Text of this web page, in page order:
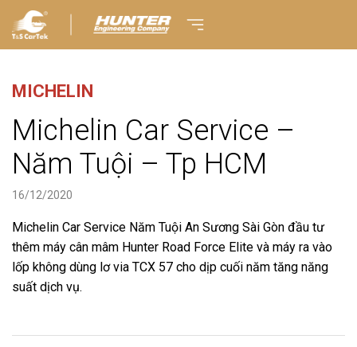
MICHELIN
Michelin Car Service –
Năm Tuội – Tp HCM
16/12/2020
Michelin Car Service Năm Tuội An Sương Sài Gòn đầu tư
thêm máy cân mâm Hunter Road Force Elite và máy ra vào
lốp không dùng lơ via TCX 57 cho dịp cuối năm tăng năng
suất dịch vụ.